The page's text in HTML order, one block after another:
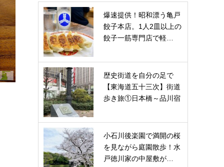
爆速提供！昭和漂う亀戸
餃子本店。1人2皿以上の
餃子一筋専門店で軽…
歴史街道を自分の足で
【東海道五十三次】街道
歩き旅①日本橋～品川宿
小石川後楽園で満開の桜
を見ながら庭園散歩！水
戸徳川家の中屋敷が…